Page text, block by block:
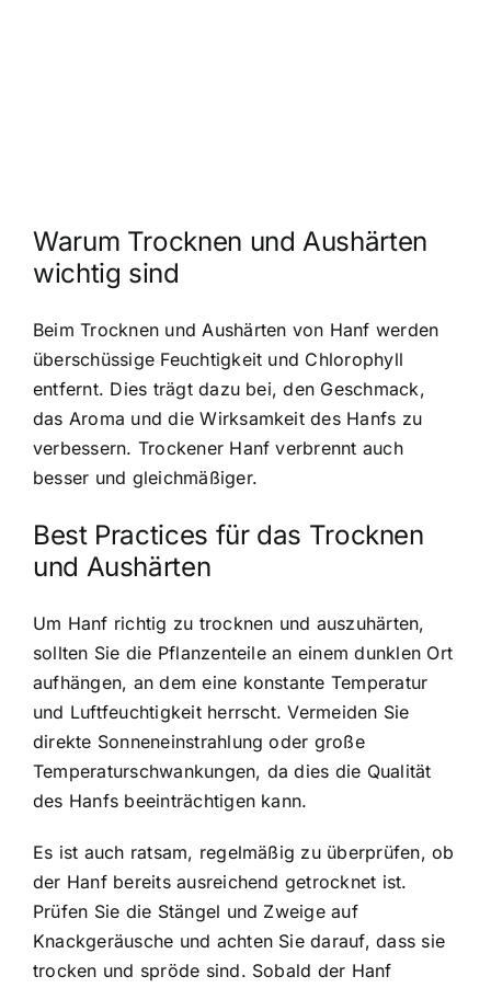
Warum Trocknen und Aushärten
wichtig sind
Beim Trocknen und Aushärten von Hanf werden
überschüssige Feuchtigkeit und Chlorophyll
entfernt. Dies trägt dazu bei, den Geschmack,
das Aroma und die Wirksamkeit des Hanfs zu
verbessern. Trockener Hanf verbrennt auch
besser und gleichmäßiger.
Best Practices für das Trocknen
und Aushärten
Um Hanf richtig zu trocknen und auszuhärten,
sollten Sie die Pflanzenteile an einem dunklen Ort
aufhängen, an dem eine konstante Temperatur
und Luftfeuchtigkeit herrscht. Vermeiden Sie
direkte Sonneneinstrahlung oder große
Temperaturschwankungen, da dies die Qualität
des Hanfs beeinträchtigen kann.
Es ist auch ratsam, regelmäßig zu überprüfen, ob
der Hanf bereits ausreichend getrocknet ist.
Prüfen Sie die Stängel und Zweige auf
Knackgeräusche und achten Sie darauf, dass sie
trocken und spröde sind. Sobald der Hanf